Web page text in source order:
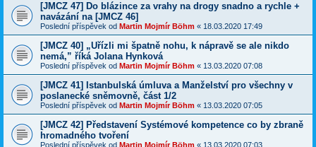
[JMCZ 47] Do blázince za vrahy na drogy snadno a rychle +
navázání na [JMCZ 46]
Poslední příspěvek od Martin Mojmír Böhm « 18.03.2020 17:49
[JMCZ 40] „Uřízli mi špatně nohu, k nápravě se ale nikdo
nemá,” říká Jolana Hynková
Poslední příspěvek od Martin Mojmír Böhm « 13.03.2020 07:08
[JMCZ 41] Istanbulská úmluva a Manželství pro všechny v
poslanecké sněmovně, část 1/2
Poslední příspěvek od Martin Mojmír Böhm « 13.03.2020 07:05
[JMCZ 42] Představení Systémové kompetence co by zbraně
hromadného tvoření
Poslední příspěvek od Martin Mojmír Böhm « 13.03.2020 07:03